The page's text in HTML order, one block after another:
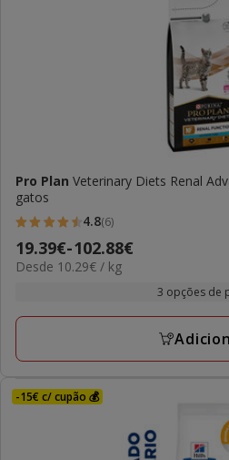
Pro Plan Veterinary Diets Renal
gatos
4.8
estrelas
com
avaliações
4.8(6)
Preço
de
a
19.39€-102.88€
10.29€
Desde 10.29€ / kg
3 opções de
-15€ c/ cupão 💰